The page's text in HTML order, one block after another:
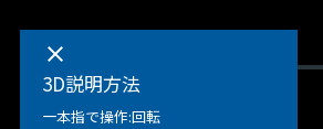
clear
3D説明方法
一本指で操作:回転